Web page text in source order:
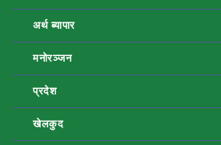
अर्थ ब्यापार
मनोरञ्जन
प्रदेश
खेलकुद